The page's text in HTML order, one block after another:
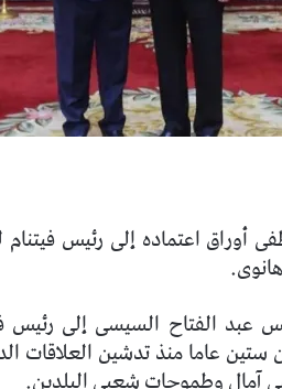
اعتماده إلى رئيس
عبد الفتاح السيسى إلى رئيس
ستين عاما منذ تدشين العلاقات